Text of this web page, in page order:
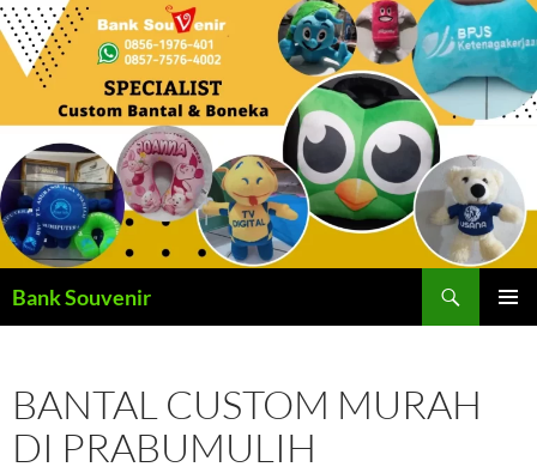
Langsung
ke
Bank Souvenir
BANTAL CUSTOM MURAH
DI PRABUMULIH